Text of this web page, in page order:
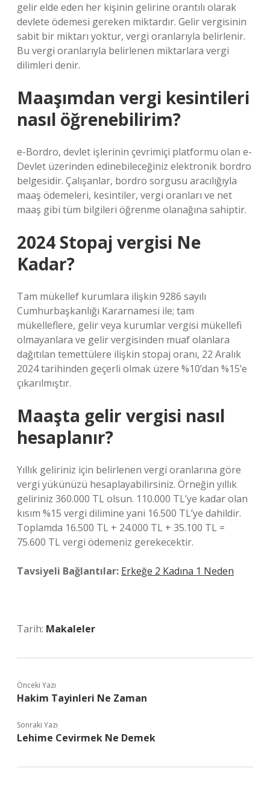
gelir elde eden her kişinin gelirine orantılı olarak
devlete ödemesi gereken miktardır. Gelir vergisinin
sabit bir miktarı yoktur, vergi oranlarıyla belirlenir.
Bu vergi oranlarıyla belirlenen miktarlara vergi
dilimleri denir.
Maaşımdan vergi kesintileri
nasıl öğrenebilirim?
e-Bordro, devlet işlerinin çevrimiçi platformu olan e-
Devlet üzerinden edinebileceğiniz elektronik bordro
belgesidir. Çalışanlar, bordro sorgusu aracılığıyla
maaş ödemeleri, kesintiler, vergi oranları ve net
maaş gibi tüm bilgileri öğrenme olanağına sahiptir.
2024 Stopaj vergisi Ne
Kadar?
Tam mükellef kurumlara ilişkin 9286 sayılı
Cumhurbaşkanlığı Kararnamesi ile; tam
mükelleflere, gelir veya kurumlar vergisi mükellefi
olmayanlara ve gelir vergisinden muaf olanlara
dağıtılan temettülere ilişkin stopaj oranı, 22 Aralık
2024 tarihinden geçerli olmak üzere %10’dan %15’e
çıkarılmıştır.
Maaşta gelir vergisi nasıl
hesaplanır?
Yıllık geliriniz için belirlenen vergi oranlarına göre
vergi yükünüzü hesaplayabilirsiniz. Örneğin yıllık
geliriniz 360.000 TL olsun. 110.000 TL’ye kadar olan
kısım %15 vergi dilimine yani 16.500 TL’ye dahildir.
Toplamda 16.500 TL + 24.000 TL + 35.100 TL =
75.600 TL vergi ödemeniz gerekecektir.
Tavsiyeli Bağlantılar: Erkeğe 2 Kadına 1 Neden
Tarih: Makaleler
Önceki Yazı
Hakim Tayinleri Ne Zaman
Sonraki Yazı
Lehime Cevirmek Ne Demek